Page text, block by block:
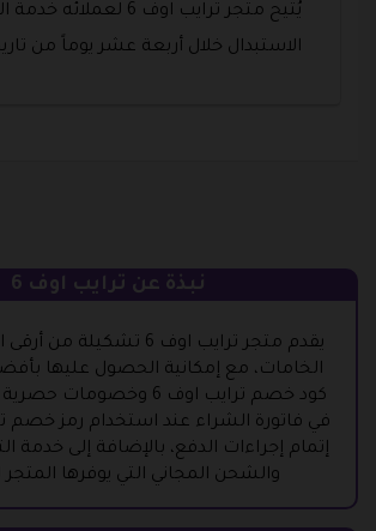
يُتيح متجر ترايب اوف 6 لعملائه
الاستبدال خلال أربعة عشر يوماً من
نبذة عن ترايب اوف 6
يقدم متجر ترايب اوف 6
الخامات، مع إمكانية الحصول عليها
كود خصم ترايب اوف 6
إتمام إجراءات الدفع، بالإضافة إلى خدمة
والشحن المجاني التي يوفرها المتجر